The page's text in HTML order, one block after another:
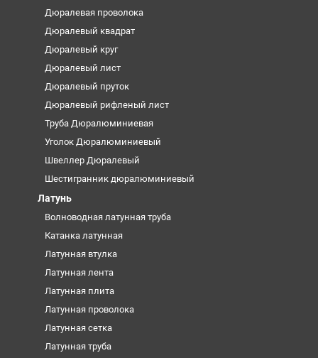
Дюралевая проволока
Дюралевый квадрат
Дюралевый круг
Дюралевый лист
Дюралевый пруток
Дюралевый рифленый лист
Труба Дюралюминиевая
Уголок Дюралюминиевый
Швеллер Дюралевый
Шестигранник дюралюминиевый
Латунь
Волноводная латунная труба
Катанка латунная
Латунная втулка
Латунная лента
Латунная плита
Латунная проволока
Латунная сетка
Латунная труба